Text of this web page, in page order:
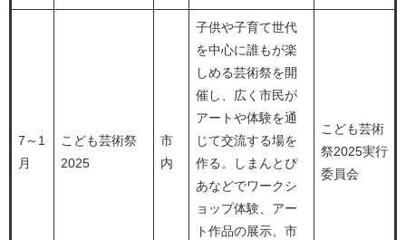
7～1
月
こども芸術祭
2025
市
内
子供や子育て世代
を中心に誰もが楽
しめる芸術祭を開
催し、広く市民が
アートや体験を通
じて交流する場を
作る。しまんとぴ
あなどでワークシ
ョップ体験、アー
ト作品の展示、市
こども芸術
祭2025実行
委員会